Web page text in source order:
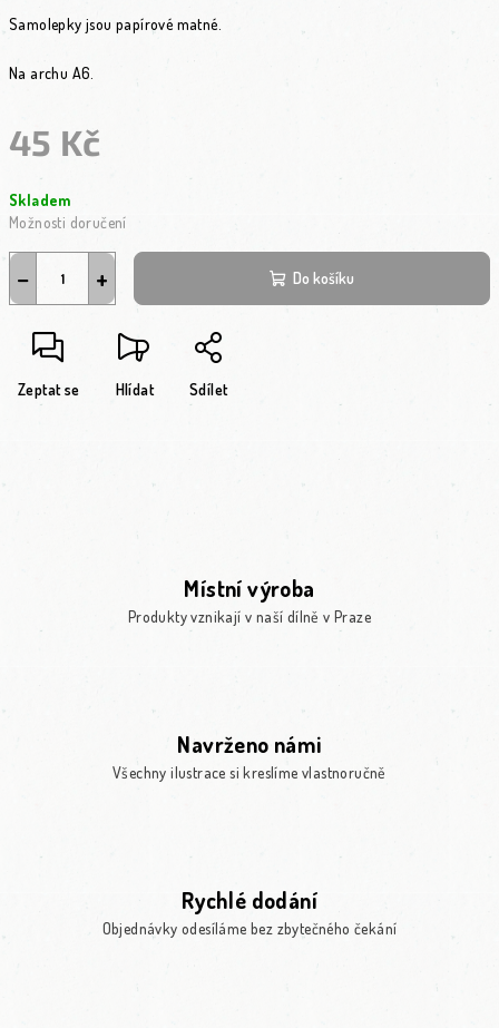
Samolepky jsou papírové matné.
Na archu A6.
45 Kč
Měrná cena:
Skladem
Možnosti doručení
+
− Do košíku
Zeptat se Hlídat Sdílet
Místní výroba
Produkty vznikají v naší dílně v Praze
Navrženo námi
Všechny ilustrace si kreslíme vlastnoručně
Rychlé dodání
Objednávky odesíláme bez zbytečného čekání